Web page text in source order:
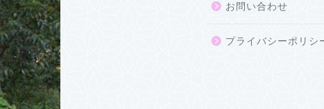
お問い合わせ
プライバシーポリシ